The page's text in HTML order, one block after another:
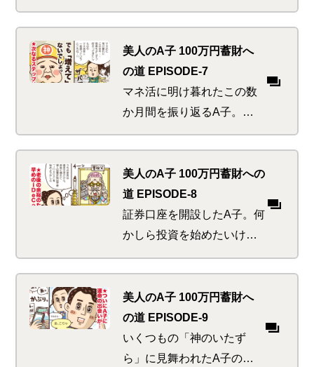
う旧友を訪ねたA子。けっ
こう生活が厳しいのではな
いかとウワサだったが、ど
っこい母は強しを思い知る
美人のA子 100万円蓄財へ
の道 EPISODE-7
マネ活に明け暮れたこの数
か月間を振り返るA子。節
約や貯金にいそしみ、我な
がらなかなかのマネ活美人
を自負できると思った途端
に、神から鉄槌の如きダメ
出しが！？
美人のA子 100万円蓄財への
道 EPISODE-8
証券口座を開設したA子。何
かしら投資を始めたいけれ
ど、何から始めようか迷っ
ていると、先日帰ってきた
実家の光景や家族との思い
出が…干し芋・濃い血・ひ
いじいちゃん…
美人のA子 100万円蓄財へ
の道 EPISODE-9
いくつもの「神のいたず
ら」に見舞われたA子の